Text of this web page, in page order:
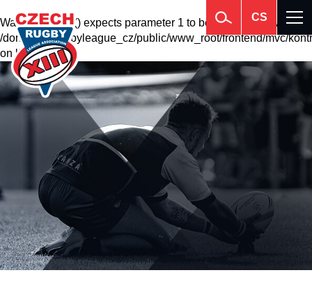
Warning: krsort() expects parameter 1 to be array, null given in
/domains2/rugbyleague_cz/public/www_root/frontend/mvc/
on line201
CS